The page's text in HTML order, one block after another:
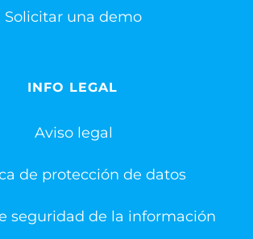
Solicitar una demo
INFO LEGAL
Aviso legal
de protección de datos
seguridad de la información